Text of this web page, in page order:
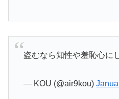
盗むなら知性や羞恥心に
— KOU (@air9kou)